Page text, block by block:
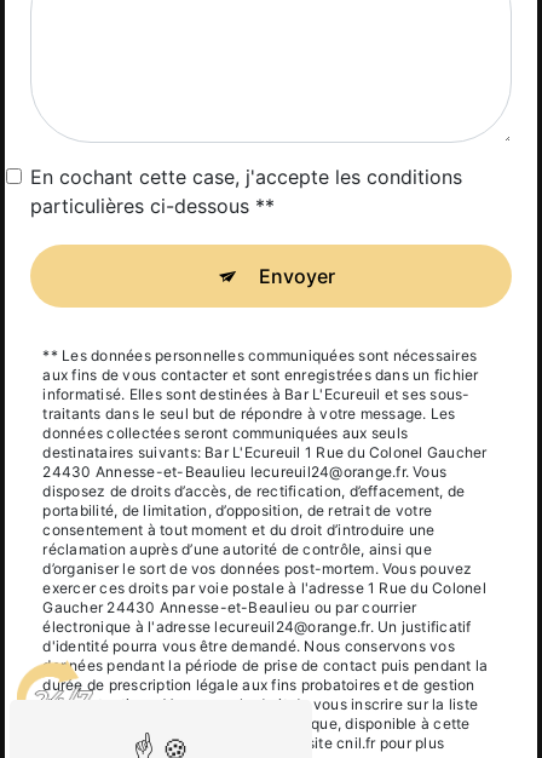
En cochant cette case, j'accepte les conditions
particulières ci-dessous **
Envoyer
** Les données personnelles communiquées sont nécessaires
aux fins de vous contacter et sont enregistrées dans un fichier
informatisé. Elles sont destinées à Bar L'Ecureuil et ses sous-
traitants dans le seul but de répondre à votre message. Les
données collectées seront communiquées aux seuls
destinataires suivants: Bar L'Ecureuil 1 Rue du Colonel Gaucher
24430 Annesse-et-Beaulieu lecureuil24@orange.fr. Vous
disposez de droits d’accès, de rectification, d’effacement, de
portabilité, de limitation, d’opposition, de retrait de votre
consentement à tout moment et du droit d’introduire une
réclamation auprès d’une autorité de contrôle, ainsi que
d’organiser le sort de vos données post-mortem. Vous pouvez
exercer ces droits par voie postale à l'adresse 1 Rue du Colonel
Gaucher 24430 Annesse-et-Beaulieu ou par courrier
électronique à l'adresse lecureuil24@orange.fr. Un justificatif
d'identité pourra vous être demandé. Nous conservons vos
données pendant la période de prise de contact puis pendant la
durée de prescription légale aux fins probatoires et de gestion
des contentieux. Vous avez le droit de vous inscrire sur la liste
d'opposition au démarchage téléphonique, disponible à cette
Bloctel.gouv.fr
. Consultez le site cnil.fr pour plus